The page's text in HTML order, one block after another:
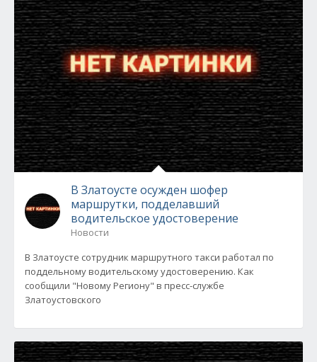
В Златоусте осужден шофер
маршрутки, подделавший
водительское удостоверение
Новости
В Златоусте сотрудник маршрутного такси работал по
поддельному водительскому удостоверению. Как
сообщили "Новому Региону" в пресс-службе
Златоустовского